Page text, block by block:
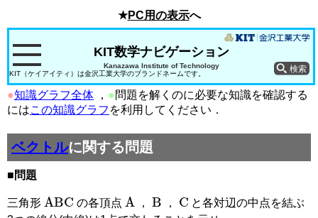
★PC用の表示へ
Kanazawa Institute of Technology
KIT数学ナビゲーション
KIT（ケイアイティ）は金沢工業大学のブランドネームです。
●知識グラフ全体 ， ● 問題を解くのに必要な知識を確認する
にはこの知識グラフ を利用してください．
ベクトルに関する問題
■問題
三角形
ABC
の各頂点
A
，
B
，
C
と各対辺の中点を結ぶ